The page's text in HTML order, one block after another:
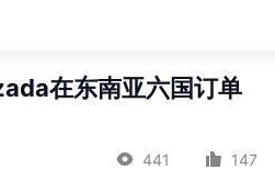
在东南亚六国订单
441 147